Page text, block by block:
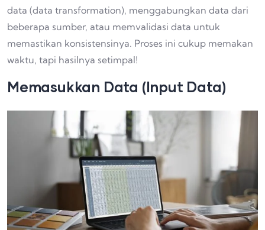
data (data transformation), menggabungkan data dari
beberapa sumber, atau memvalidasi data untuk
memastikan konsistensinya. Proses ini cukup memakan
waktu, tapi hasilnya setimpal!
Memasukkan Data (Input Data)